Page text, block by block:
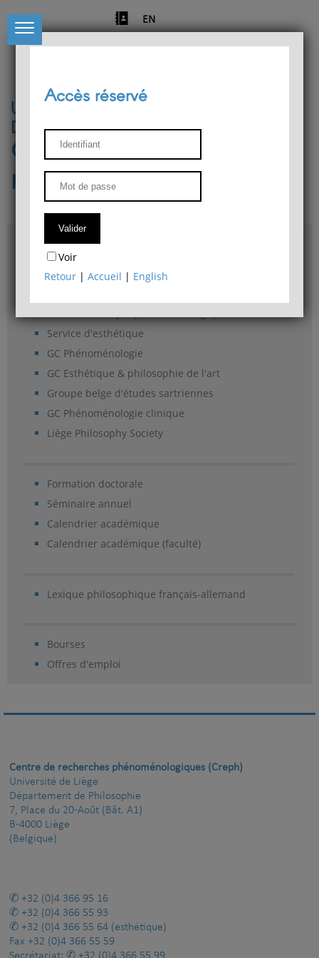
EN
Université de Liège
Département de philosophie
Centre de recherches
phénoménologiques
Accès & plans
Bibliothèque du Département de philosophie
Service d'esthétique
GC Phénoménologie
GC Esthétique & philosophie de l'art
Groupe belge d'études sartriennes
GC Phénoménologie clinique
Liège Philosophy Society
Formation doctorale
Séminaire annuel
Calendrier académique
Calendrier académique (faculté)
Lexique philosophique français-allemand
Bourses
Offres d'emploi
Accès réservé
Voir
Retour |Accueil | English
Centre de recherches phénoménologiques (Creph)
Université de Liège
Département de Philosophie
7, Place du 20-Août (Bât. A1)
B-4000 Liège
(Belgique)
+32 (0)4 366 95 16
+32 (0)4 366 55 93
+32 (0)4 366 55 64 (esthétique)
Fax +32 (0)4 366 55 59